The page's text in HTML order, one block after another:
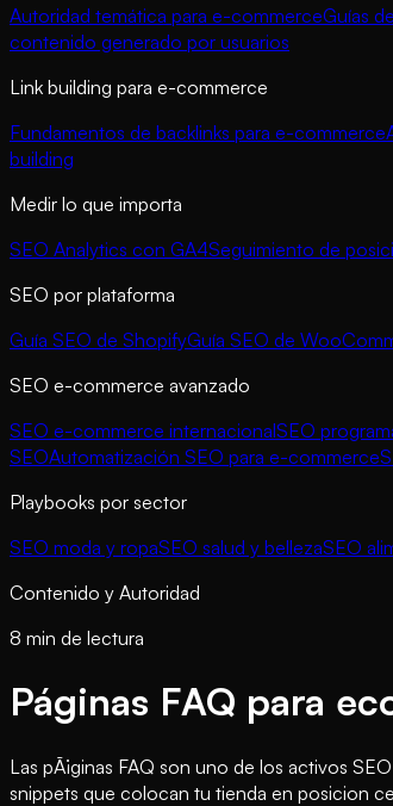
Autoridad temática para e-commerceGuías
contenido generado por usuarios
Link building para e-commerce
Fundamentos de backlinks para e-commerce
building
Medir lo que importa
SEO Analytics con GA4Seguimiento de
SEO por plataforma
Guía SEO de ShopifyGuía SEO de
SEO e-commerce avanzado
SEO e-commerce internacionalSEO
SEOAutomatización SEO para e-commerce
Playbooks por sector
SEO moda y ropaSEO salud y bellezaSEO
Contenido y Autoridad
8 min de lectura
Páginas FAQ para
Las pÃ¡ginas FAQ son uno de los activos
snippets que colocan tu tienda en posicion